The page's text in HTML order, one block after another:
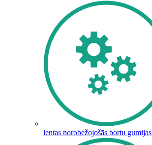
lentas norobežojošās bortu gumijas